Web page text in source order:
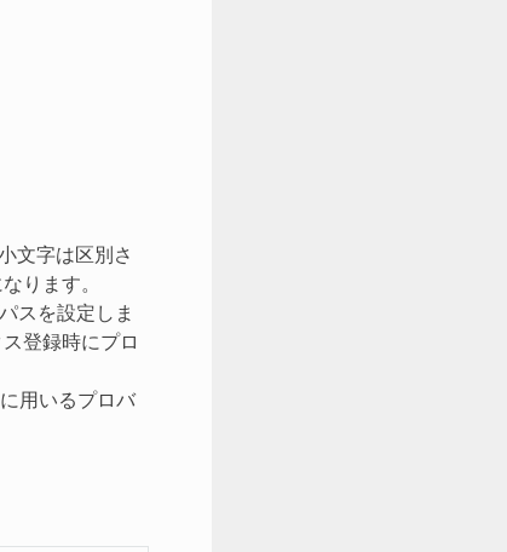
文字は区別さ
ります。
スを設定しま
登録時にプロ
用いるプロバ